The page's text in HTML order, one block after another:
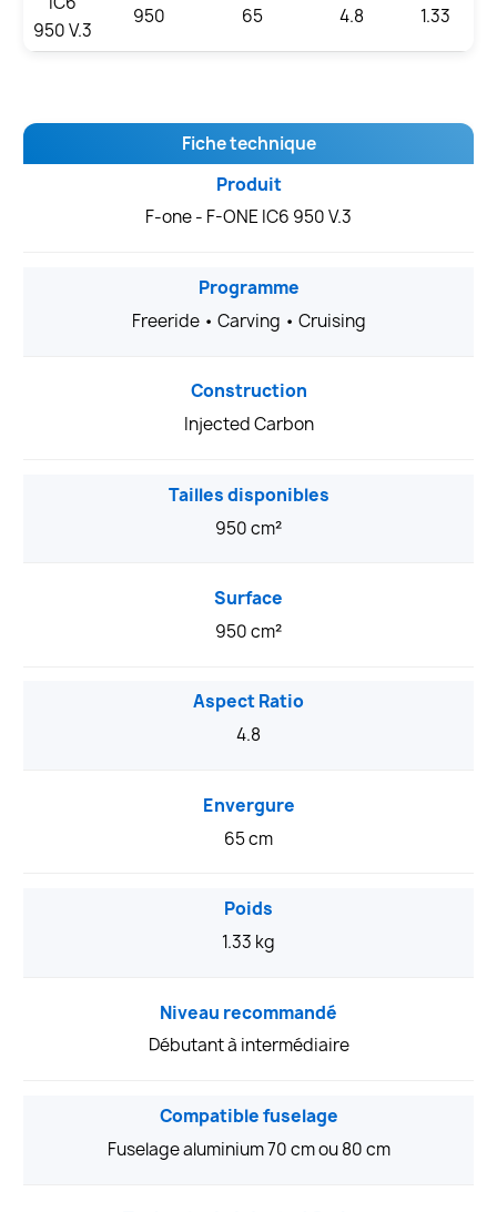
950 V.3
950 65 4.8 1.33
Fiche technique
Produit
F-one - F-ONE IC6 950 V.3
Programme
Freeride • Carving • Cruising
Construction
Injected Carbon
Tailles disponibles
950 cm²
Surface
950 cm²
Aspect Ratio
4.8
Envergure
65 cm
Poids
1.33 kg
Niveau recommandé
Débutant à intermédiaire
Compatible fuselage
Fuselage aluminium 70 cm ou 80 cm